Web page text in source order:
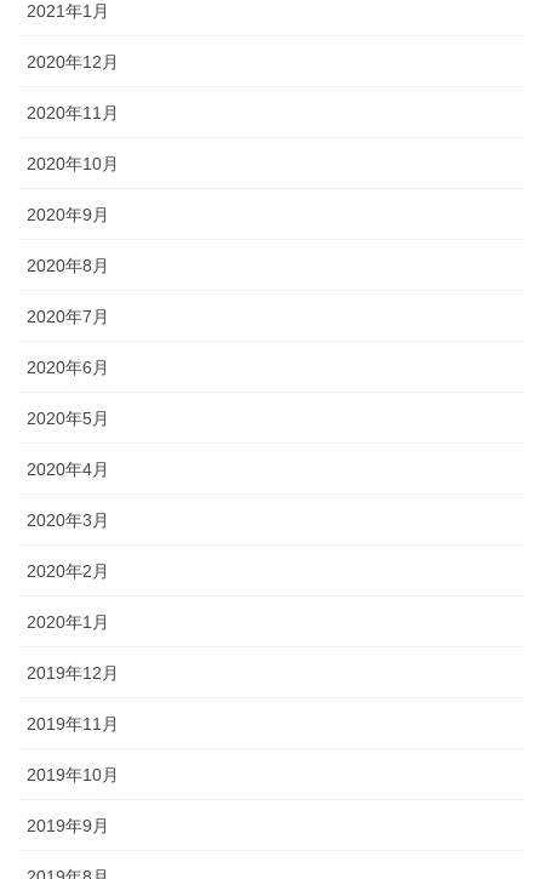
2021年1月
2020年12月
2020年11月
2020年10月
2020年9月
2020年8月
2020年7月
2020年6月
2020年5月
2020年4月
2020年3月
2020年2月
2020年1月
2019年12月
2019年11月
2019年10月
2019年9月